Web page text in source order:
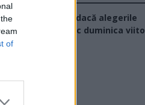
of
partid ați vota dacă alegerile
ar avea loc duminica